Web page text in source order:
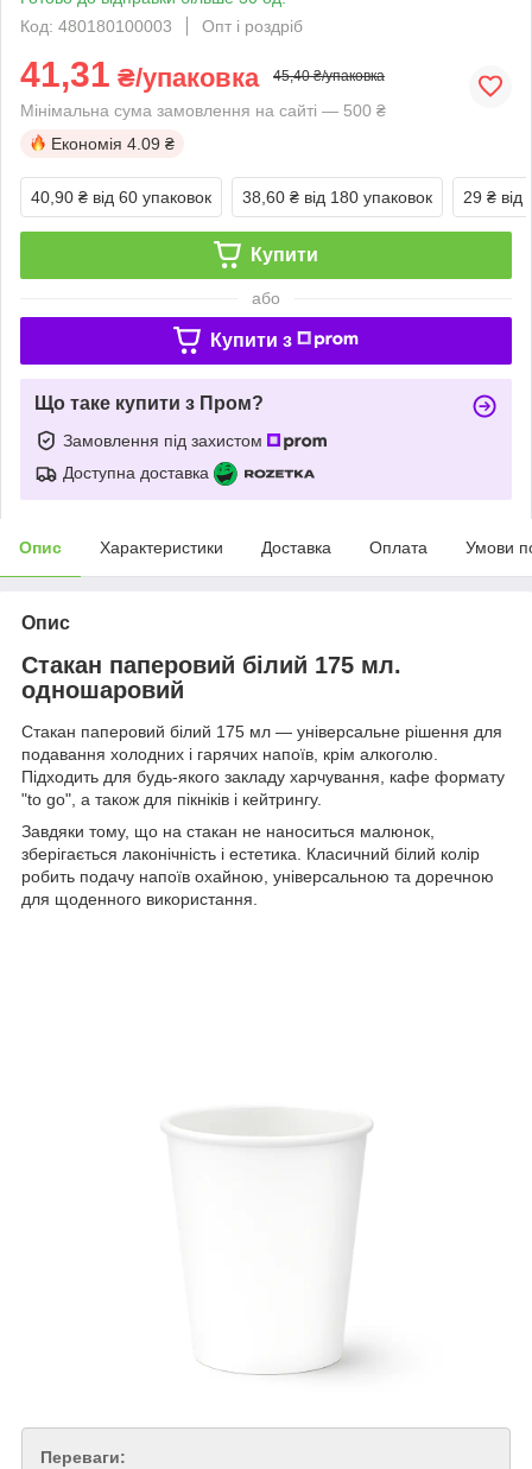
Код: 480180100003
Опт і роздріб
41,31 ₴/упаковка 45,40 ₴/упаковка
Мінімальна сума замовлення на сайті — 500 ₴
Економія 4.09 ₴
40,90 ₴ від 60 упаковок 38,60 ₴ від 180 упаковок 29 ₴ від
Купити
або
Купити з
Що таке купити з Пром?
Замовлення під захистом
Доступна доставка
Опис Характеристики Доставка Оплата Умови
Опис
Стакан паперовий білий 175 мл.
одношаровий
Стакан паперовий білий 175 мл — універсальне рішення для
подавання холодних і гарячих напоїв, крім алкоголю.
Підходить для будь-якого закладу харчування, кафе формату
"to go", а також для пікніків і кейтрингу.
Завдяки тому, що на стакан не наноситься малюнок,
зберігається лаконічність і естетика. Класичний білий колір
робить подачу напоїв охайною, універсальною та доречною
для щоденного використання.
Переваги: